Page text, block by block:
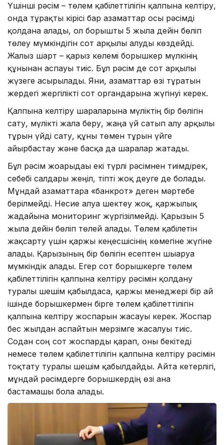
Үшінші рәсім – төлем қабілеттілігін қалпына келтіру,
онда тұрақты кірісі бар азаматтар осы рәсімді
қолдана алады, ол борышты 5 жылға дейін бөліп
төлеу мүмкіндігін сот арқылы алуды көздейді.
Жалғыз шарт – қарыз көлемі борышкер мүлкінің
құнынан аспауы тиіс. Бұл рәсім де сот арқылы
жүзеге асырылады. Яғни, азаматтар өзі тұратын
жердегі жергілікті сот органдарына жүгінуі керек.
Қалпына келтіру шараларына мүліктің бір бөлігін
сату, мүлікті жалға беру, жаңа үй сатып алу арқылы
тұрғын үйді сату, құны төмен тұрғын үйге
айырбастау және басқа да шаралар жатады.
Бұл рәсім жоғарыдағы екі түрлі рәсімнен тиімдірек,
себебі салдары жеңіл, тіпті жоқ деуге де болады.
Мұндай азаматтарға «банкрот» деген мәртебе
берілмейді. Несие алуға шектеу жоқ, қаржылық
жағдайына мониторинг жүргізілмейді. Қарызын 5
жылға дейін бөліп төлей алады. Төлем қабілетін
жақсарту үшін қаржы кеңесшісінің көмегіне жүгіне
алады. Қарызының бір бөлігін есептен шығаруға
мүмкіндік алады. Егер сот борышкерге төлем
қабілеттілігін қалпына келтіру рәсімін қолдану
туралы шешім қабылдаса, қаржы менеджері бір ай
ішінде борышкермен бірге төлем қабілеттілігін
қалпына келтіру жоспарын жасауы керек. Жоспар
бес жылдан аспайтын мерзімге жасалуы тиіс.
Содан соң сот жоспарды қарап, оны бекітеді
немесе төлем қабілеттілігін қалпына келтіру рәсімін
тоқтату туралы шешім қабылдайды. Айта кетерлігі,
мұндай рәсімдерге борышкердің өзі ғана
бастамашы бола алады.